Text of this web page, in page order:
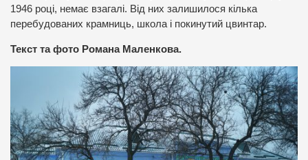
1946 році, немає взагалі. Від них залишилося кілька
перебудованих крамниць, школа і покинутий цвинтар.
Текст та фото Романа Маленкова.